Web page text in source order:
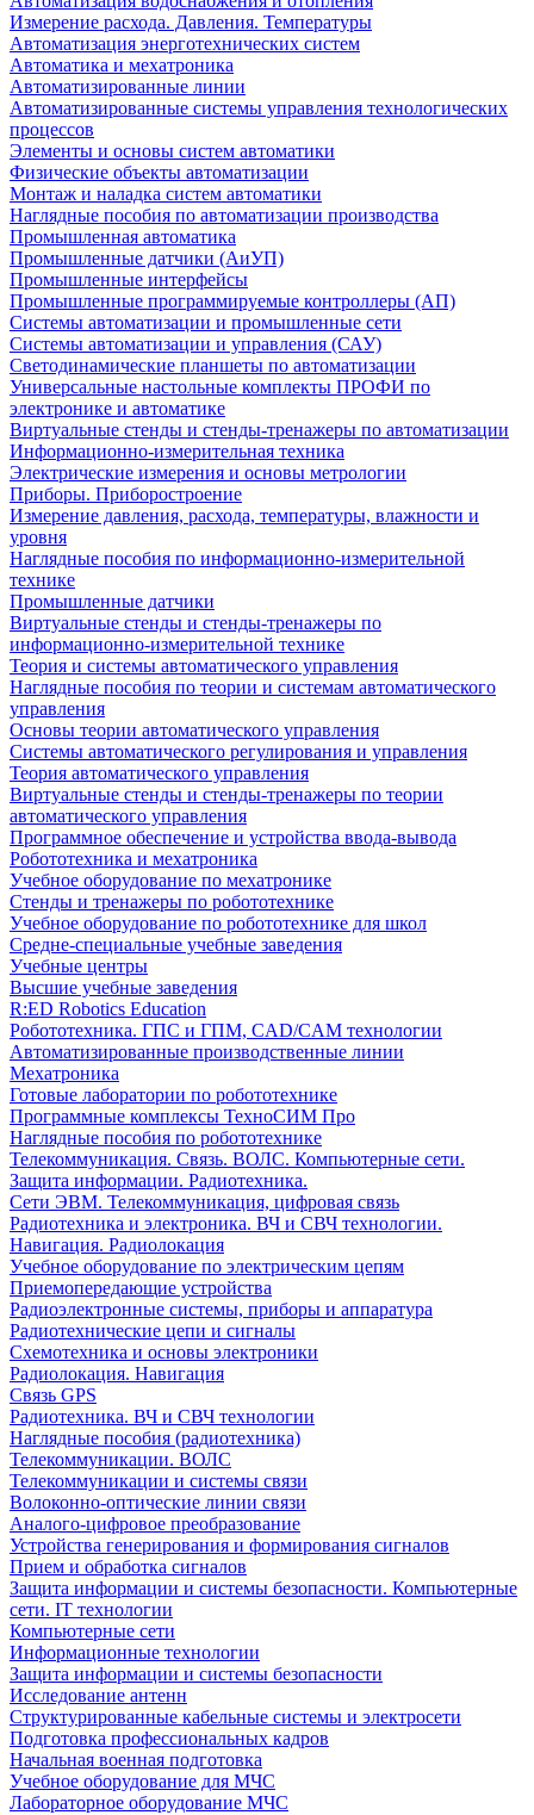
Измерение расхода. Давления. Температуры
Автоматизация энерготехнических систем
Автоматика и мехатроника
Автоматизированные линии
Автоматизированные системы управления технологических
процессов
Элементы и основы систем автоматики
Физические объекты автоматизации
Монтаж и наладка систем автоматики
Наглядные пособия по автоматизации производства
Промышленная автоматика
Промышленные датчики (АиУП)
Промышленные интерфейсы
Промышленные программируемые контроллеры (АП)
Системы автоматизации и промышленные сети
Системы автоматизации и управления (САУ)
Светодинамические планшеты по автоматизации
Универсальные настольные комплекты ПРОФИ по
электронике и автоматике
Виртуальные стенды и стенды-тренажеры по автоматизации
Информационно-измерительная техника
Электрические измерения и основы метрологии
Приборы. Приборостроение
Измерение давления, расхода, температуры, влажности и
уровня
Наглядные пособия по информационно-измерительной
технике
Промышленные датчики
Виртуальные стенды и стенды-тренажеры по
информационно-измерительной технике
Теория и системы автоматического управления
Наглядные пособия по теории и системам автоматического
управления
Основы теории автоматического управления
Системы автоматического регулирования и управления
Теория автоматического управления
Виртуальные стенды и стенды-тренажеры по теории
автоматического управления
Программное обеспечение и устройства ввода-вывода
Робототехника и мехатроника
Учебное оборудование по мехатронике
Стенды и тренажеры по робототехнике
Учебное оборудование по робототехнике для школ
Средне-специальные учебные заведения
Учебные центры
Высшие учебные заведения
R:ED Robotics Education
Робототехника. ГПС и ГПМ, CAD/CAM технологии
Автоматизированные производственные линии
Мехатроника
Готовые лаборатории по робототехнике
Программные комплексы ТехноСИМ Про
Наглядные пособия по робототехнике
Телекоммуникация. Связь. ВОЛС. Компьютерные сети.
Защита информации. Радиотехника.
Сети ЭВМ. Телекоммуникация, цифровая связь
Радиотехника и электроника. ВЧ и СВЧ технологии.
Навигация. Радиолокация
Учебное оборудование по электрическим цепям
Приемопередающие устройства
Радиоэлектронные системы, приборы и аппаратура
Радиотехнические цепи и сигналы
Схемотехника и основы электроники
Радиолокация. Навигация
Связь GPS
Радиотехника. ВЧ и СВЧ технологии
Наглядные пособия (радиотехника)
Телекоммуникации. ВОЛС
Телекоммуникации и системы связи
Волоконно-оптические линии связи
Аналого-цифровое преобразование
Устройства генерирования и формирования сигналов
Прием и обработка сигналов
Защита информации и системы безопасности. Компьютерные
сети. IT технологии
Компьютерные сети
Информационные технологии
Защита информации и системы безопасности
Исследование антенн
Структурированные кабельные системы и электросети
Подготовка профессиональных кадров
Начальная военная подготовка
Учебное оборудование для МЧС
Лабораторное оборудование МЧС